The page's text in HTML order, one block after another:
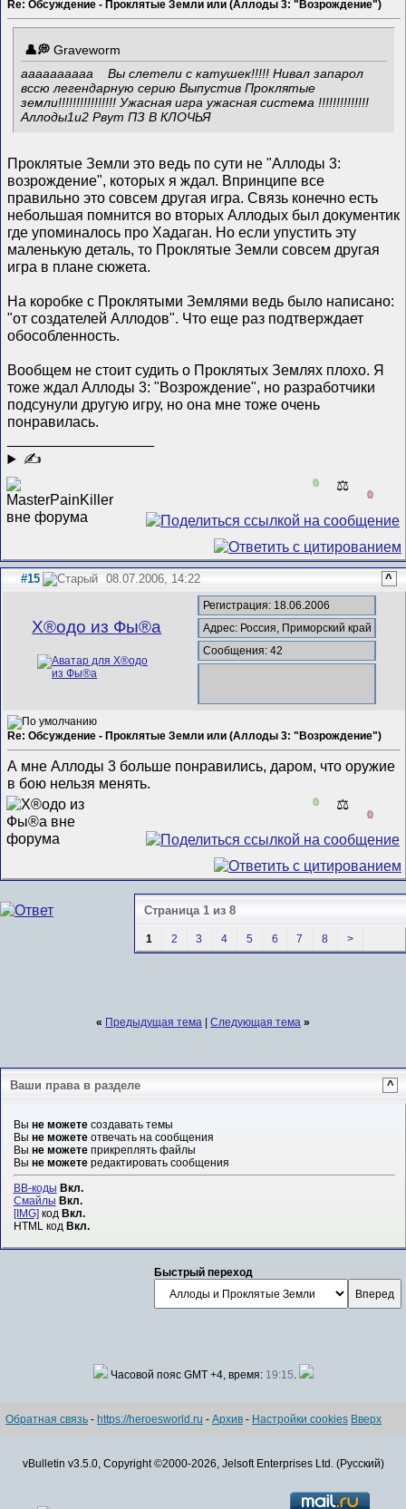
Re: Обсуждение - Проклятые Земли или (Аллоды 3: "Возрождение")
Graveworm
аааааааааа
Вы слетели с катушек!!!!! Нивал запарол
вссю легендарную серию Выпустив Проклятые
земли!!!!!!!!!!!!!!!! Ужасная игра ужасная система !!!!!!!!!!!!!!
Аллоды1и2 Рвут ПЗ В КЛОЧЬЯ
Проклятые Земли это ведь по сути не "Аллоды 3:
возрождение", которых я ждал. Впринципе все
правильно это совсем другая игра. Связь конечно есть
небольшая помнится во вторых Аллодых был документик
где упоминалось про Хадаган. Но если упустить эту
маленькую деталь, то Проклятые Земли совсем другая
игра в плане сюжета.
На коробке с Проклятыми Землями ведь было написано:
"от создателей Аллодов". Что еще раз подтверждает
обособленность.
Вообщем не стоит судить о Проклятых Землях плохо. Я
тоже ждал Аллоды 3: "Возрождение", но разработчики
подсунули другую игру, но она мне тоже очень
понравилась.
✍
0 ⚖️
0
#15 08.07.2006, 14:22 ^
Х®одо из Фы®а
Регистрация: 18.06.2006
Адрес: Россия, Приморский край
Сообщения: 42
Re: Обсуждение - Проклятые Земли или (Аллоды 3: "Возрождение")
А мне Аллоды 3 больше понравились, даром, что оружие
в бою нельзя менять.
0 ⚖️
0
Страница 1 из 8
1 2 3 4 5 6 7 8 >
« Предыдущая тема | Следующая тема »
Ваши права в разделе ^
Вы не можетесоздавать темы
Вы не можетеотвечать на сообщения
Вы не можетеприкреплять файлы
Вы не можетередактировать сообщения
BB-коды Вкл.
Смайлы Вкл.
[IMG] код Вкл.
HTML код Вкл.
Быстрый переход
Часовой пояс GMT +4, время: 19:15.
Обратная связь - https://heroesworld.ru - Архив - Настройки cookies Вверх
vBulletin v3.5.0, Copyright ©2000-2026, Jelsoft Enterprises Ltd. (Русский)